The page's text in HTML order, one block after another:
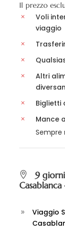
Il prezzo
Voli
viaggio
Altri
Biglietti
Mance
Sempre
9
Viaggio